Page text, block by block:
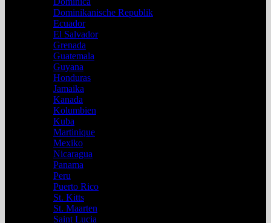
Dominikanische Republik
Ecuador
El Salvador
Grenada
Guatemala
Guyana
Honduras
Jamaika
Kanada
Kolumbien
Kuba
Martinique
Mexiko
Nicaragua
Panama
Peru
Puerto Rico
St. Kitts
St. Maarten
Saint Lucia